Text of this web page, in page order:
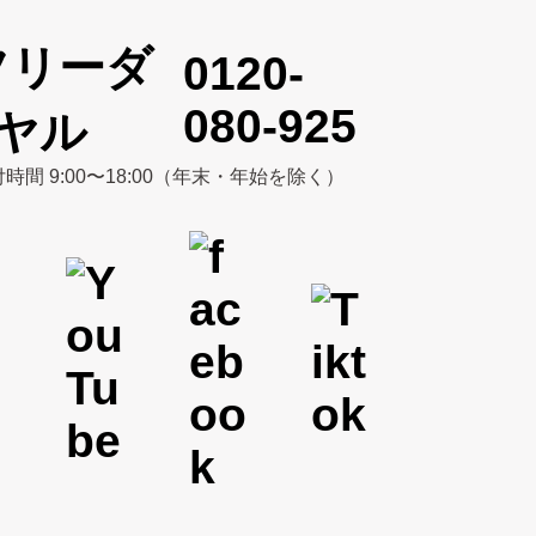
0120-
080-925
時間 9:00〜18:00（年末・年始を除く）